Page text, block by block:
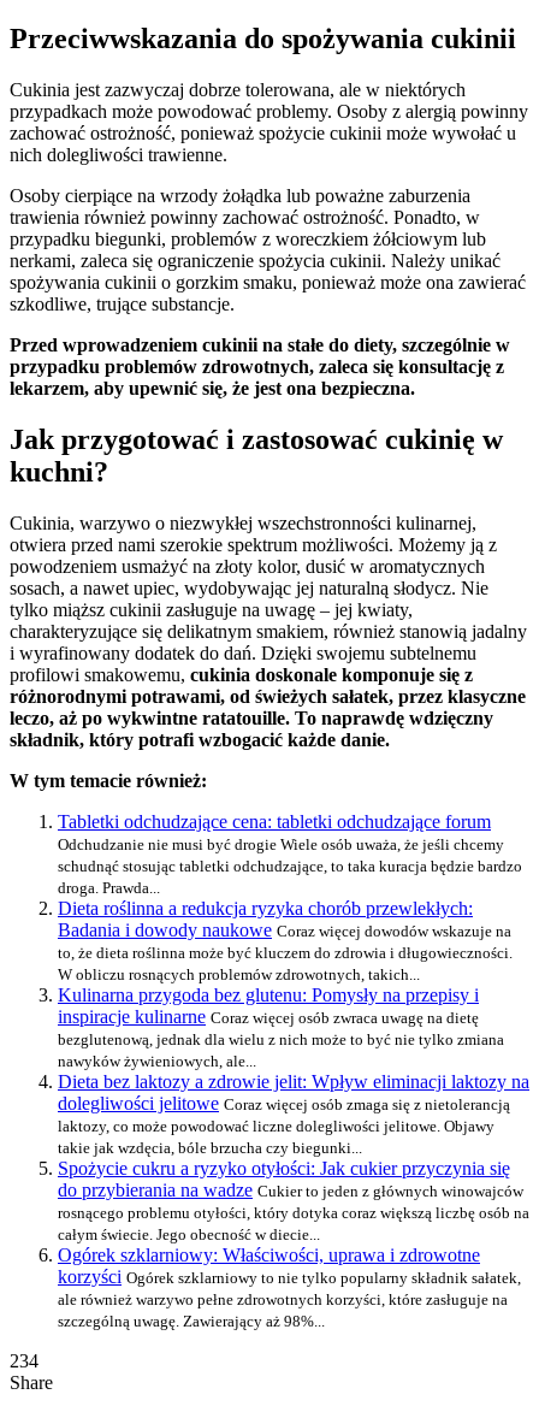
Przeciwwskazania do spożywania cukinii
Cukinia jest zazwyczaj dobrze tolerowana, ale w niektórych
przypadkach może powodować problemy. Osoby z alergią powinny
zachować ostrożność, ponieważ spożycie cukinii może wywołać u
nich dolegliwości trawienne.
Osoby cierpiące na wrzody żołądka lub poważne zaburzenia
trawienia również powinny zachować ostrożność. Ponadto, w
przypadku biegunki, problemów z woreczkiem żółciowym lub
nerkami, zaleca się ograniczenie spożycia cukinii. Należy unikać
spożywania cukinii o gorzkim smaku, ponieważ może ona zawierać
szkodliwe, trujące substancje.
Przed wprowadzeniem cukinii na stałe do diety, szczególnie w
przypadku problemów zdrowotnych, zaleca się konsultację z
lekarzem, aby upewnić się, że jest ona bezpieczna.
Jak przygotować i zastosować cukinię w
kuchni?
Cukinia, warzywo o niezwykłej wszechstronności kulinarnej,
otwiera przed nami szerokie spektrum możliwości. Możemy ją z
powodzeniem usmażyć na złoty kolor, dusić w aromatycznych
sosach, a nawet upiec, wydobywając jej naturalną słodycz. Nie
tylko miąższ cukinii zasługuje na uwagę – jej kwiaty,
charakteryzujące się delikatnym smakiem, również stanowią jadalny
i wyrafinowany dodatek do dań. Dzięki swojemu subtelnemu
profilowi smakowemu, cukinia doskonale komponuje się z
różnorodnymi potrawami, od świeżych sałatek, przez klasyczne
leczo, aż po wykwintne ratatouille. To naprawdę wdzięczny
składnik, który potrafi wzbogacić każde danie.
W tym temacie również:
Tabletki odchudzające cena: tabletki odchudzające forum
Odchudzanie nie musi być drogie Wiele osób uważa, że jeśli chcemy
schudnąć stosując tabletki odchudzające, to taka kuracja będzie bardzo
droga. Prawda...
Dieta roślinna a redukcja ryzyka chorób przewlekłych:
Badania i dowody naukowe Coraz więcej dowodów wskazuje na
to, że dieta roślinna może być kluczem do zdrowia i długowieczności.
W obliczu rosnących problemów zdrowotnych, takich...
Kulinarna przygoda bez glutenu: Pomysły na przepisy i
inspiracje kulinarne Coraz więcej osób zwraca uwagę na dietę
bezglutenową, jednak dla wielu z nich może to być nie tylko zmiana
nawyków żywieniowych, ale...
Dieta bez laktozy a zdrowie jelit: Wpływ eliminacji laktozy na
dolegliwości jelitowe Coraz więcej osób zmaga się z nietolerancją
laktozy, co może powodować liczne dolegliwości jelitowe. Objawy
takie jak wzdęcia, bóle brzucha czy biegunki...
Spożycie cukru a ryzyko otyłości: Jak cukier przyczynia się
do przybierania na wadze Cukier to jeden z głównych winowajców
rosnącego problemu otyłości, który dotyka coraz większą liczbę osób na
całym świecie. Jego obecność w diecie...
Ogórek szklarniowy: Właściwości, uprawa i zdrowotne
korzyści Ogórek szklarniowy to nie tylko popularny składnik sałatek,
ale również warzywo pełne zdrowotnych korzyści, które zasługuje na
szczególną uwagę. Zawierający aż 98%...
234
Share